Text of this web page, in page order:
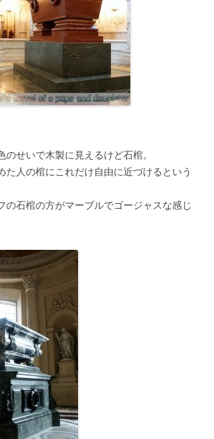
のせいで木製に見えるけど石棺。
た人の棺にこれだけ自由に近づけるという
の石棺の方がマーブルでゴージャスな感じ